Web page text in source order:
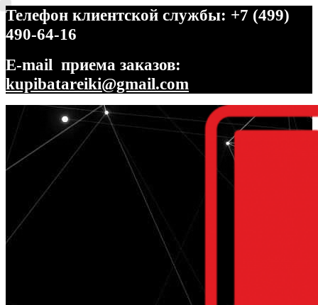
Телефон клиентской службы: +7 (499)
490-64-16
E-mail приема заказов:
kupibatareiki@gmail.com
Перейти
навигации
Перейти
содержимому